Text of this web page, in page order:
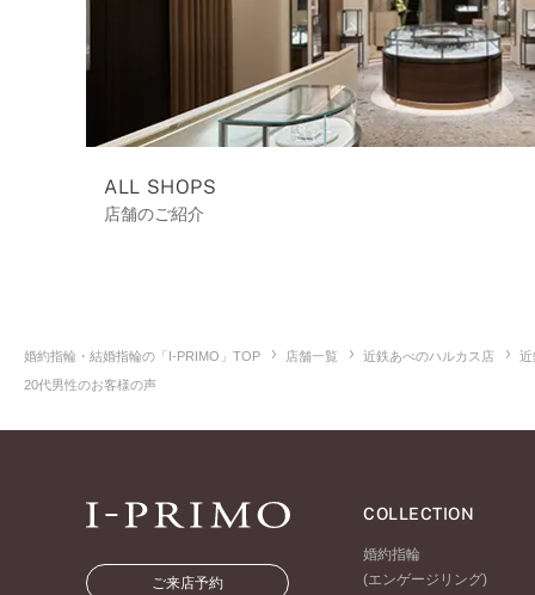
ALL SHOPS
店舗のご紹介
婚約指輪・結婚指輪の「I-PRIMO」TOP 店舗一覧 近鉄あべのハルカス店
近
20代男性のお客様の声
ご来店予約
COLLECTION
婚約指輪
(エンゲージリング)